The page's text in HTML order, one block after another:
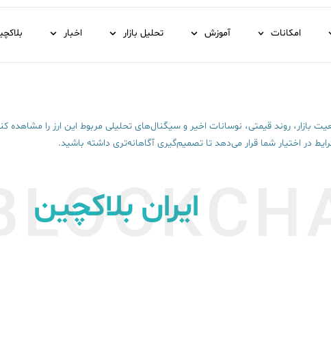
امکانات آموزش تحلیل بازار اخبار
بازار، روند قیمتی، نوسانات اخیر و سیگنال‌های تحلیلی مربوط این ارز را مشاهده
در اختیار شما قرار می‌دهد تا تصمیم‌گیری آگاهانه‌تری داشته باشید.
ایران بلاکچین